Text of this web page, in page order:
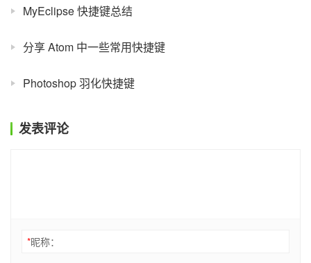
MyEclipse 快捷键总结
分享 Atom 中一些常用快捷键
Photoshop 羽化快捷键
发表评论
*昵称：